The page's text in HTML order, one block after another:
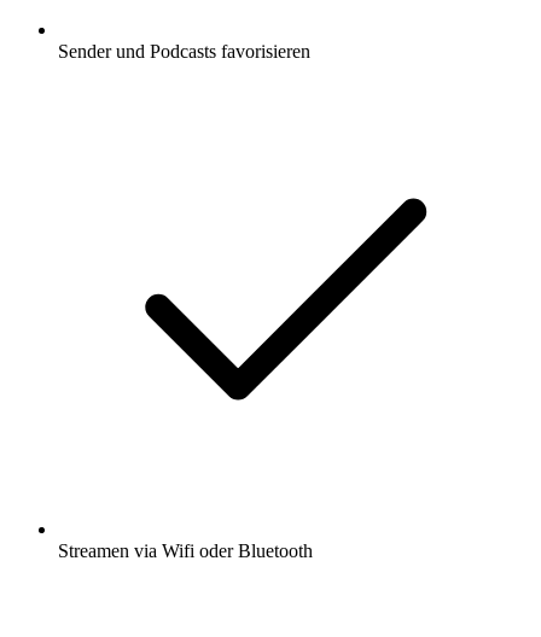
Sender und Podcasts favorisieren
Streamen via Wifi oder Bluetooth